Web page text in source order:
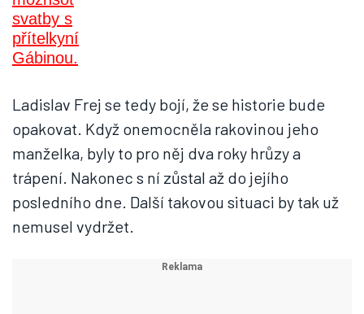
Ladislav Frej se tedy bojí, že se historie bude
opakovat. Když onemocněla rakovinou jeho
manželka, byly to pro něj dva roky hrůzy a
trápení. Nakonec s ní zůstal až do jejího
posledního dne. Další takovou situaci by tak už
nemusel vydržet.